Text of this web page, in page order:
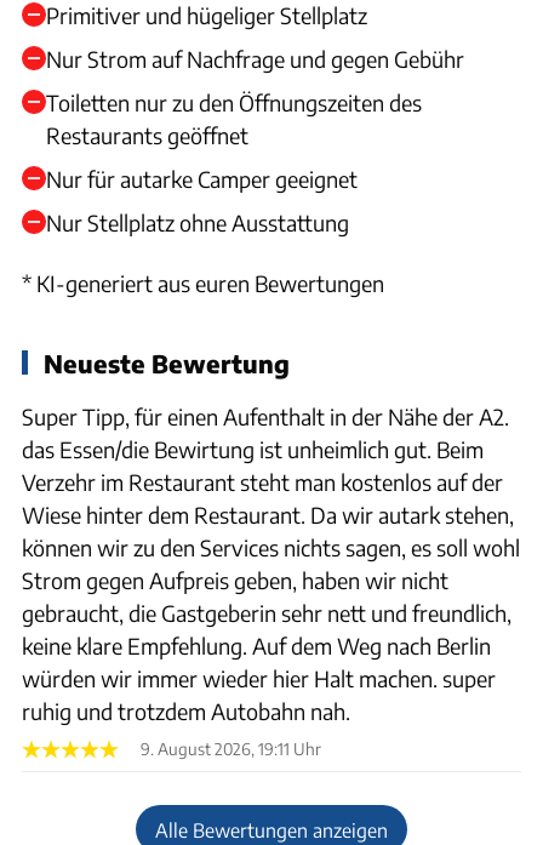
Primitiver und hügeliger Stellplatz
Nur Strom auf Nachfrage und gegen Gebühr
Toiletten nur zu den Öffnungszeiten des
Restaurants geöffnet
Nur für autarke Camper geeignet
Nur Stellplatz ohne Ausstattung
* KI-generiert aus euren Bewertungen
Neueste Bewertung
Super Tipp, für einen Aufenthalt in der Nähe der A2.
das Essen/die Bewirtung ist unheimlich gut. Beim
Verzehr im Restaurant steht man kostenlos auf der
Wiese hinter dem Restaurant. Da wir autark stehen,
können wir zu den Services nichts sagen, es soll wohl
Strom gegen Aufpreis geben, haben wir nicht
gebraucht, die Gastgeberin sehr nett und freundlich,
keine klare Empfehlung. Auf dem Weg nach Berlin
würden wir immer wieder hier Halt machen. super
ruhig und trotzdem Autobahn nah.
9. August 2026, 19:11 Uhr
Alle Bewertungen anzeigen